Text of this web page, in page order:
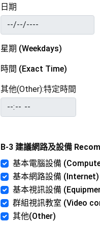
日期
星期 (Weekdays)
時間 (Exact Time)
其他(Other):特定時間
B-3 建議網路及設備
基本電腦設備
基本網路設備 (Internet)
基本視訊設備
群組視訊教室 (Video
其他(Other)